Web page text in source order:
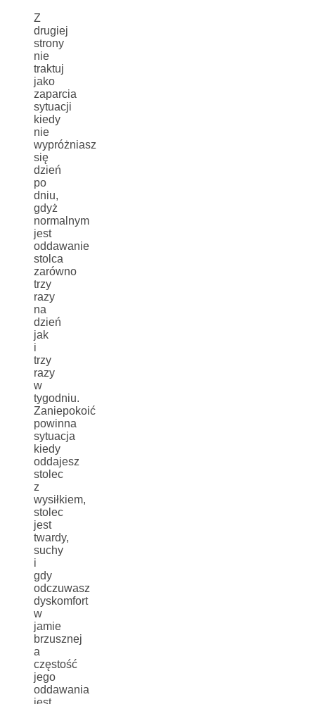
Z
drugiej
strony
nie
traktuj
jako
zaparcia
sytuacji
kiedy
nie
wypróżniasz
się
dzień
po
dniu,
gdyż
normalnym
jest
oddawanie
stolca
zarówno
trzy
razy
na
dzień
jak
i
trzy
razy
w
tygodniu.
Zaniepokoić
powinna
sytuacja
kiedy
oddajesz
stolec
z
wysiłkiem,
stolec
jest
twardy,
suchy
i
gdy
odczuwasz
dyskomfort
w
jamie
brzusznej
a
częstość
jego
oddawania